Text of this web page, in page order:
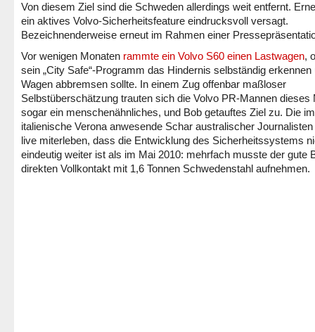
Von diesem Ziel sind die Schweden allerdings weit entfernt.
ein aktives Volvo-Sicherheitsfeature eindrucksvoll versagt.
Bezeichnenderweise erneut im Rahmen einer
Vor wenigen Monaten rammte ein Volvo S60 einen Lastwagen,
sein „City Safe“-Programm das Hindernis selbständig erkennen
Wagen abbremsen sollte. In einem Zug offenbar maßloser
Selbstüberschätzung trauten sich die Volvo PR-Mannen dieses
sogar ein menschenähnliches, und Bob getauftes Ziel zu. Die im
italienische Verona anwesende Schar australischer
live miterleben, dass die Entwicklung des Sicherheitssystems
eindeutig weiter ist als im Mai 2010: mehrfach musste der gute
direkten Vollkontakt mit 1,6 Tonnen Schwedenstahl aufnehmen.